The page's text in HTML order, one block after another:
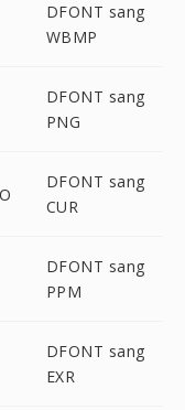
DFONT sang
WBMP
DFONT sang
PNG
DFONT sang
CUR
DFONT sang
PPM
DFONT sang
EXR